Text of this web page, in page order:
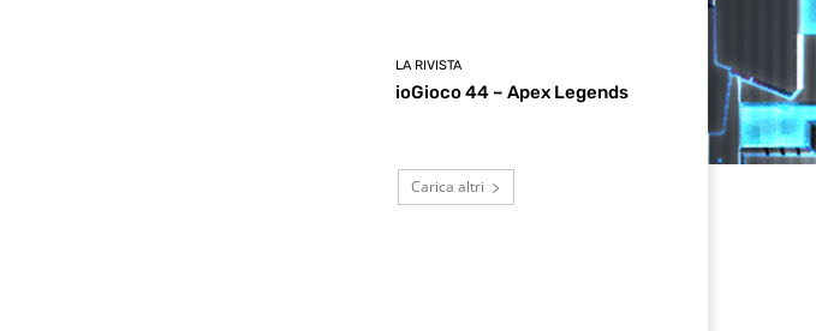
LA RIVISTA
ioGioco 44 – Apex Legends
Carica altri